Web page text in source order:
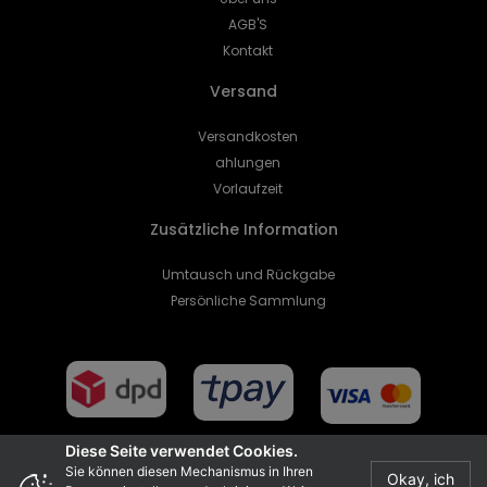
AGB'S
Kontakt
Versand
Versandkosten
ahlungen
Vorlaufzeit
Zusätzliche Information
Umtausch und Rückgabe
Persönliche Sammlung
Diese Seite verwendet Cookies.
Sie können diesen Mechanismus in Ihren
Okay, ich